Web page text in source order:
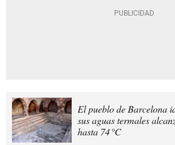
El pueblo de Barcelona
sus aguas termales
hasta 74 °C